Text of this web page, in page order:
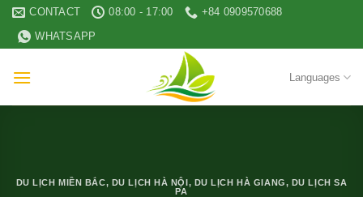
Skip
content
CONTACT 08:00 - 17:00
+84 0909570688
WHATSAPP
Languages
DU LỊCH MIỀN BẮC, DU LỊCH HÀ NỘI, DU LỊCH HÀ GIANG, DU LỊCH SA
PA